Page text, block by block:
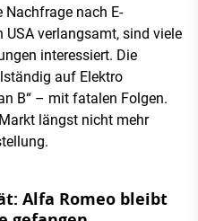
Nachfrage nach E-
USA verlangsamt, sind viele
interessiert. Die
auf Elektro
B“ – mit fatalen Folgen.
längst nicht mehr
Alfa Romeo bleibt